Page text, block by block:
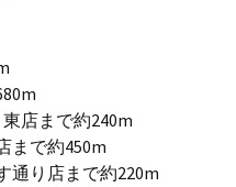
店まで約240m
まで約450m
通り店まで約220m